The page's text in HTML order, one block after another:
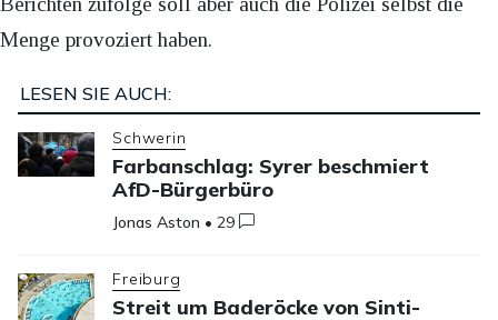
Menge provoziert haben.
LESEN SIE AUCH:
Schwerin
Farbanschlag: Syrer beschmiert
AfD-Bürgerbüro
Jonas Aston •29
Freiburg
Streit um Baderöcke von Sinti-